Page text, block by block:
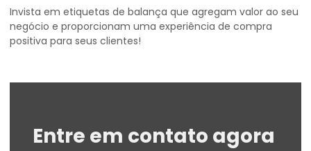
Invista em etiquetas de balança que agregam valor ao seu
negócio e proporcionam uma experiência de compra
positiva para seus clientes!
Entre em contato agora